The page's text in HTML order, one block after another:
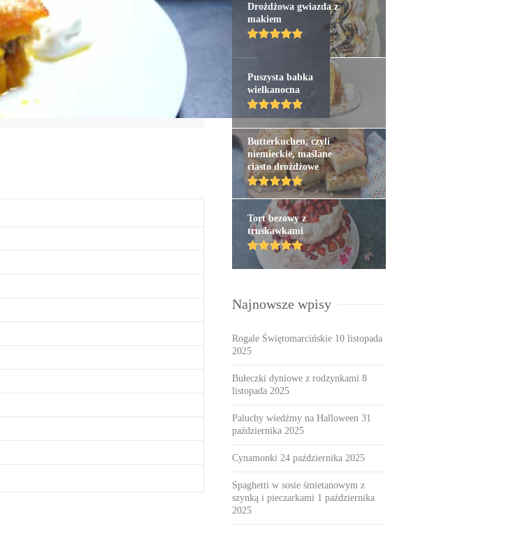
DRUKUJ
Drożdżowa gwiazda z
makiem
Puszysta babka
wielkanocna
Butterkuchen, czyli
niemieckie, maślane
ciasto drożdżowe
Tort bezowy z
truskawkami
Najnowsze wpisy
Rogale Świętomarcińskie 10 listopada
2025
Bułeczki dyniowe z rodzynkami 8
listopada 2025
Paluchy wiedźmy na Halloween 31
października 2025
Cynamonki 24 października 2025
Spaghetti w sosie śmietanowym z
szynką i pieczarkami 1 października
2025